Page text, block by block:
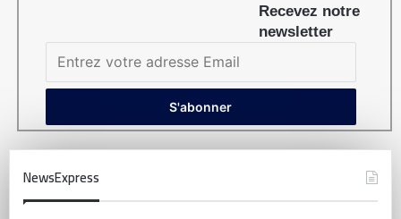
Recevez notre
newsletter
NewsExpress